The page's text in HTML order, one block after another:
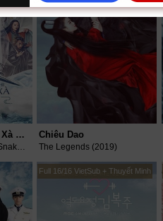
Thanh Kê Chi Bạch Xà Truyền Thuyết
The Destiny Of White Snake (2018)
Chiêu Dao
The Legends (2019)
Full 16/16 VietSub + Thuyết Minh